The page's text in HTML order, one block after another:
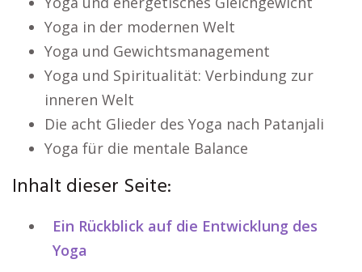
Yoga in der modernen Welt
Yoga und Gewichtsmanagement
Yoga und Spiritualität: Verbindung zur
inneren Welt
Die acht Glieder des Yoga nach Patanjali
Yoga für die mentale Balance
Inhalt dieser Seite:
Ein Rückblick auf die Entwicklung des
Yoga